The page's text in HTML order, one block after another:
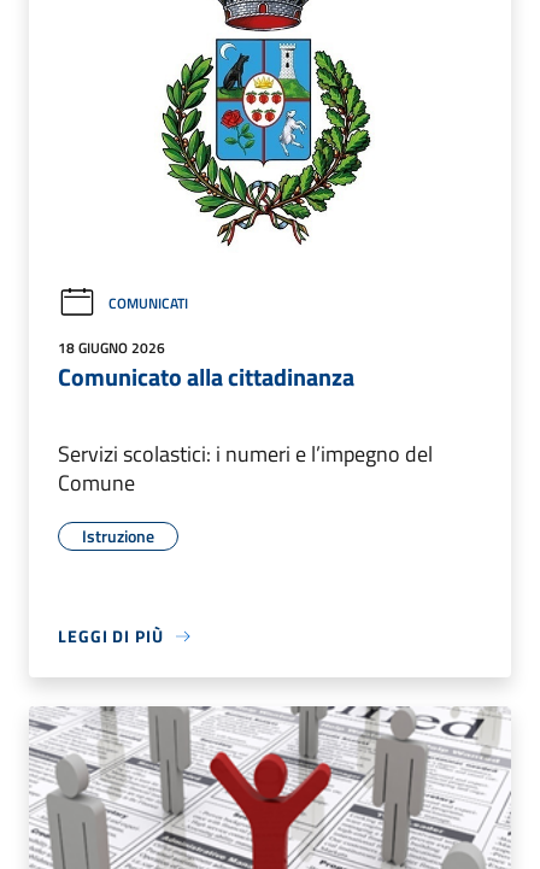
COMUNICATI
18 GIUGNO 2026
Comunicato alla cittadinanza
Servizi scolastici: i numeri e l’impegno del
Comune
Istruzione
LEGGI DI PIÙ